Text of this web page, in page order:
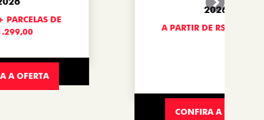
melhores condições de vendas diretas.